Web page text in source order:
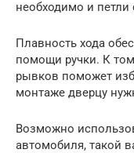
необходимо и
Плавность хода
помощи ручки. К
рывков поможет
монтаже дверцу
Возможно
автомобиля, такой